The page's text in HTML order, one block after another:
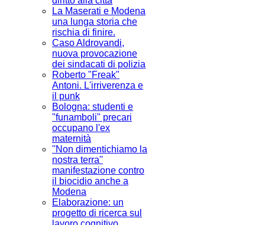
La Maserati e Modena
una lunga storia che
rischia di finire.
Caso Aldrovandi,
nuova provocazione
dei sindacati di polizia
Roberto "Freak"
Antoni. L'irriverenza e
il punk
Bologna: studenti e
"funamboli" precari
occupano l'ex
maternità
''Non dimentichiamo la
nostra terra''
manifestazione contro
il biocidio anche a
Modena
Elaborazione: un
progetto di ricerca sul